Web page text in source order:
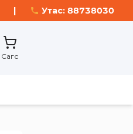
| Утас: 88738030
Сагс